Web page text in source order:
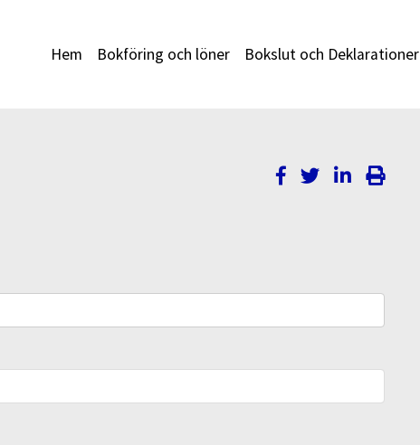
Hem Bokföring och löner Bokslut och Deklarationer